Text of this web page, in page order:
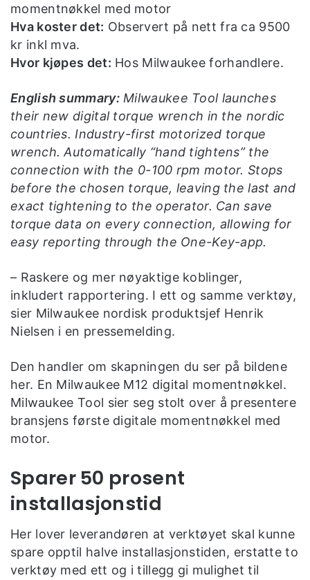
momentnøkkel med motor
Hva koster det: Observert på nett fra ca 9500
kr inkl mva.
Hvor kjøpes det: Hos Milwaukee forhandlere.
English summary:Milwaukee Tool launches
their new digital torque wrench in the nordic
countries. Industry-first motorized torque
wrench. Automatically “hand tightens” the
connection with the 0-100 rpm motor. Stops
before the chosen torque, leaving the last and
exact tightening to the operator. Can save
torque data on every connection, allowing for
easy reporting through the One-Key-app.
– Raskere og mer nøyaktige koblinger,
inkludert rapportering. I ett og samme verktøy,
sier Milwaukee nordisk produktsjef Henrik
Nielsen i en pressemelding.
Den handler om skapningen du ser på bildene
her. En Milwaukee M12 digital momentnøkkel.
Milwaukee Tool sier seg stolt over å presentere
bransjens første digitale momentnøkkel med
motor.
Sparer 50 prosent
installasjonstid
Her lover leverandøren at verktøyet skal kunne
spare opptil halve installasjonstiden, erstatte to
verktøy med ett og i tillegg gi mulighet til